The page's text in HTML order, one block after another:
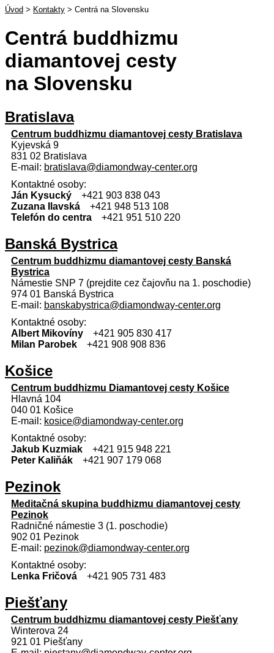
Úvod > Kontakty > Centrá na Slovensku
Centrá buddhizmu
diamantovej cesty
na Slovensku
Bratislava
Centrum buddhizmu diamantovej cesty Bratislava
Kyjevská 9
831 02 Bratislava
E-mail: bratislava@diamondway-center.org
Kontaktné osoby:
Ján Kysucký
+421 903 838 043
Zuzana Ilavská
+421 948 513 108
Telefón do centra
+421 951 510 220
Banská Bystrica
Centrum buddhizmu diamantovej cesty Banská
Bystrica
Námestie SNP​ 7 (prejdite cez čajovňu na 1. poschodie)
974 01 Banská Bystrica
E-mail: banskabystrica@diamondway-center.org
Kontaktné osoby:
Albert Mikovíny
+421 905 830 417
Milan Parobek
+421 908 908 836
Košice
Centrum buddhizmu Diamantovej cesty Košice
Hlavná 104
040 01 Košice
E-mail: kosice@diamondway-center.org
Kontaktné osoby:
Jakub Kuzmiak
+421 915 948 221
Peter Kaliňák
+421 907 179 068
Pezinok
Meditačná skupina buddhizmu diamantovej cesty
Pezinok
Radničné námestie 3 (1. poschodie)
902 01 Pezinok
E-mail: pezinok@diamondway-center.org
Kontaktné osoby:
Lenka Fričová
+421 905 731 483
Piešťany
Centrum buddhizmu diamantovej cesty Piešťany
Winterova 24
921 01 Piešťany